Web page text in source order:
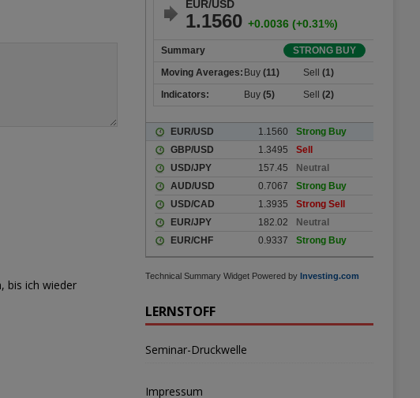
bis ich wieder
Technical Summary Widget Powered by Investing.com
LERNSTOFF
Seminar-Druckwelle
Impressum